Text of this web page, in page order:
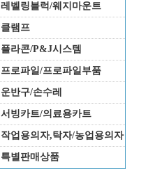
레벨링블럭/웨지마운트
클램프
플라콘/P&J시스템
프로파일/프로파일부품
운반구/손수레
서빙카트/의료용카트
작업용의자,탁자/농업용의자
특별판매상품